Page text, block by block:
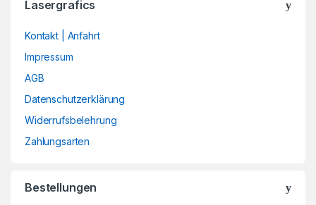
Lasergrafics
Kontakt | Anfahrt
Impressum
AGB
Datenschutzerklärung
Widerrufsbelehrung
Zahlungsarten
Bestellungen